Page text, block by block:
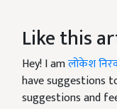
Like this
Hey! I amलोकेश
have suggestions
suggestions and